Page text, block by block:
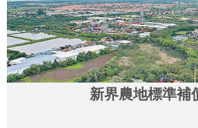
新界農地標準補